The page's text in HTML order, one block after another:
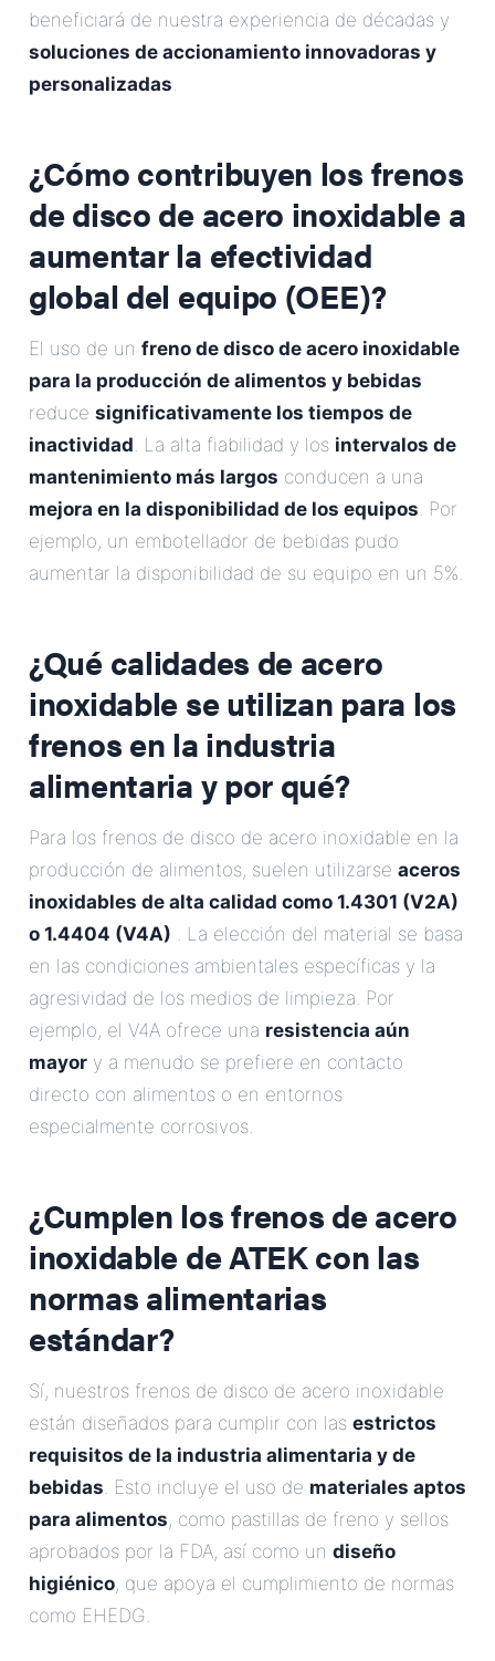
beneficiará de nuestra experiencia de décadas y
soluciones de accionamiento innovadoras y
personalizadas.
¿Cómo contribuyen los frenos
de disco de acero inoxidable a
aumentar la efectividad
global del equipo (OEE)?
El uso de un freno de disco de acero inoxidable
para la producción de alimentos y bebidas
reduce significativamente los tiempos de
inactividad. La alta fiabilidad y los intervalos de
mantenimiento más largos conducen a una
mejora en la disponibilidad de los equipos. Por
ejemplo, un embotellador de bebidas pudo
aumentar la disponibilidad de su equipo en un 5%.
¿Qué calidades de acero
inoxidable se utilizan para los
frenos en la industria
alimentaria y por qué?
Para los frenos de disco de acero inoxidable en la
producción de alimentos, suelen utilizarse aceros
inoxidables de alta calidad como 1.4301 (V2A)
o 1.4404 (V4A) . La elección del material se basa
en las condiciones ambientales específicas y la
agresividad de los medios de limpieza. Por
ejemplo, el V4A ofrece una resistencia aún
mayor y a menudo se prefiere en contacto
directo con alimentos o en entornos
especialmente corrosivos.
¿Cumplen los frenos de acero
inoxidable de ATEK con las
normas alimentarias
estándar?
Sí, nuestros frenos de disco de acero inoxidable
están diseñados para cumplir con las estrictos
requisitos de la industria alimentaria y de
bebidas. Esto incluye el uso de materiales aptos
para alimentos, como pastillas de freno y sellos
aprobados por la FDA, así como un diseño
higiénico, que apoya el cumplimiento de normas
como EHEDG.